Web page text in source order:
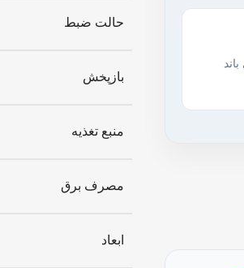
حالت ضبط
بازپخش
منبع تغذیه
مصرف برق
ابعاد